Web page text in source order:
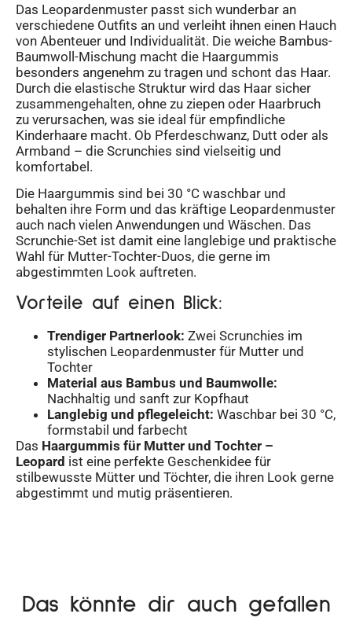
Das Leopardenmuster passt sich wunderbar an
verschiedene Outfits an und verleiht ihnen einen Hauch
von Abenteuer und Individualität. Die weiche Bambus-
Baumwoll-Mischung macht die Haargummis
besonders angenehm zu tragen und schont das Haar.
Durch die elastische Struktur wird das Haar sicher
zusammengehalten, ohne zu ziepen oder Haarbruch
zu verursachen, was sie ideal für empfindliche
Kinderhaare macht. Ob Pferdeschwanz, Dutt oder als
Armband – die Scrunchies sind vielseitig und
komfortabel.
Die Haargummis sind bei 30 °C waschbar und
behalten ihre Form und das kräftige Leopardenmuster
auch nach vielen Anwendungen und Wäschen. Das
Scrunchie-Set ist damit eine langlebige und praktische
Wahl für Mutter-Tochter-Duos, die gerne im
abgestimmten Look auftreten.
Vorteile auf einen Blick:
Trendiger Partnerlook: Zwei Scrunchies im
stylischen Leopardenmuster für Mutter und
Tochter
Material aus Bambus und Baumwolle:
Nachhaltig und sanft zur Kopfhaut
Langlebig und pflegeleicht: Waschbar bei 30 °C,
formstabil und farbecht
Das Haargummis für Mutter und Tochter –
Leopard ist eine perfekte Geschenkidee für
stilbewusste Mütter und Töchter, die ihren Look gerne
abgestimmt und mutig präsentieren.
Das könnte dir auch gefallen